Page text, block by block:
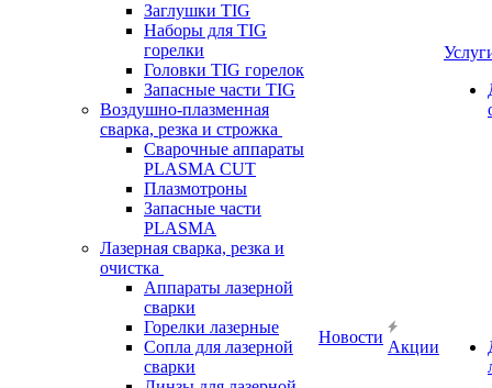
Заглушки TIG
Наборы для TIG
горелки
Головки TIG горелок
Запасные части TIG
Воздушно-плазменная
сварка, резка и строжка
Сварочные аппараты
PLASMA CUT
Плазмотроны
Запасные части
PLASMA
Лазерная сварка, резка и
очистка
Аппараты лазерной
сварки
Горелки лазерные
Сопла для лазерной
сварки
Новости
Акции